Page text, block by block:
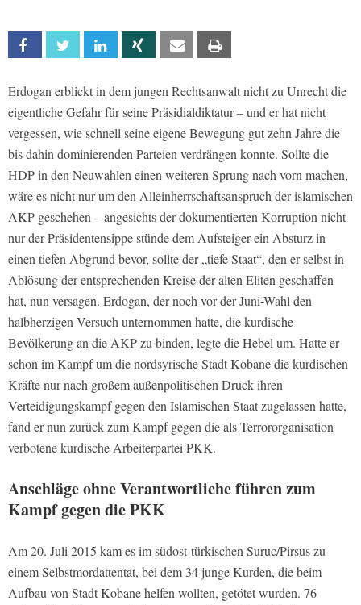
Facebook Twitter Linkedin Xing Email
Erdogan erblickt in dem jungen Rechtsanwalt nicht zu Unrecht die
eigentliche Gefahr für seine Präsidialdiktatur – und er hat nicht
vergessen, wie schnell seine eigene Bewegung gut zehn Jahre die
bis dahin dominierenden Parteien verdrängen konnte. Sollte die
HDP in den Neuwahlen einen weiteren Sprung nach vorn machen,
wäre es nicht nur um den Alleinherrschaftsanspruch der islamischen
AKP geschehen – angesichts der dokumentierten Korruption nicht
nur der Präsidentensippe stünde dem Aufsteiger ein Absturz in
einen tiefen Abgrund bevor, sollte der „tiefe Staat“, den er selbst in
Ablösung der entsprechenden Kreise der alten Eliten geschaffen
hat, nun versagen. Erdogan, der noch vor der Juni-Wahl den
halbherzigen Versuch unternommen hatte, die kurdische
Bevölkerung an die AKP zu binden, legte die Hebel um. Hatte er
schon im Kampf um die nordsyrische Stadt Kobane die kurdischen
Kräfte nur nach großem außenpolitischen Druck ihren
Verteidigungskampf gegen den Islamischen Staat zugelassen hatte,
fand er nun zurück zum Kampf gegen die als Terrororganisation
verbotene kurdische Arbeiterpartei PKK.
Anschläge ohne Verantwortliche führen zum
Kampf gegen die PKK
Am 20. Juli 2015 kam es im südost-türkischen Suruc/Pirsus zu
einem Selbstmordattentat, bei dem 34 junge Kurden, die beim
Aufbau von Stadt Kobane helfen wollten, getötet wurden. 76